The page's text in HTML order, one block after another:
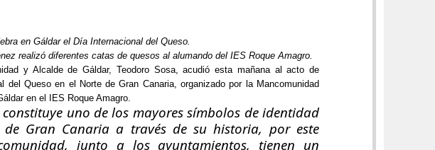
en Gáldar el Día Internacional del Queso.
realizó diferentes catas de quesos al alumando del IES Roque Amagro.
y Alcalde de Gáldar, Teodoro Sosa, acudió esta mañana al acto de
del Queso en el Norte de Gran Canaria, organizado por la Mancomunidad
en el IES Roque Amagro.
constituye uno de los mayores símbolos de identidad
Gran Canaria a través de su historia, por este
junto a los ayuntamientos, tienen un